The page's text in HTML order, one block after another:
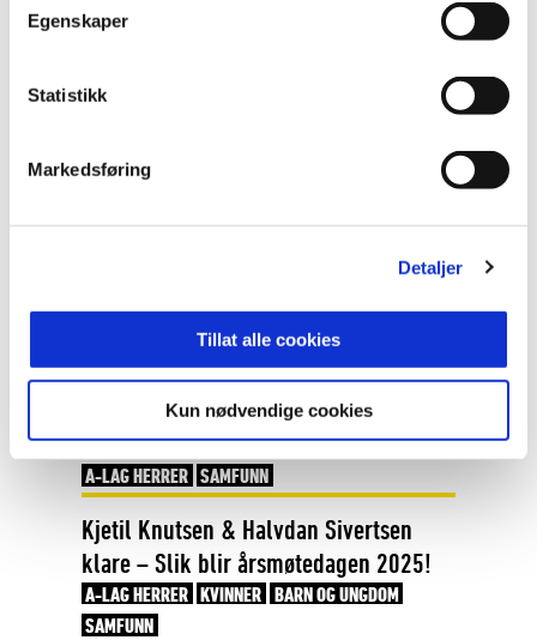
Egenskaper
Statistikk
Markedsføring
Detaljer
Tillat alle cookies
Kun nødvendige cookies
GLIMTVIS DELTOK I INTERNASJONAL TURNERING
GATELAGET INVITERER TIL SLAGET OM NORD-NORGE
Gatelagskamp før storoppgjøret på
Aspmyra
A-LAG HERRER SAMFUNN
Kjetil Knutsen & Halvdan Sivertsen
klare – Slik blir årsmøtedagen 2025!
A-LAG HERRER KVINNER BARN OG UNGDOM
SAMFUNN